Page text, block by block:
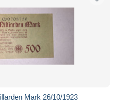
Mark 26/10/1923